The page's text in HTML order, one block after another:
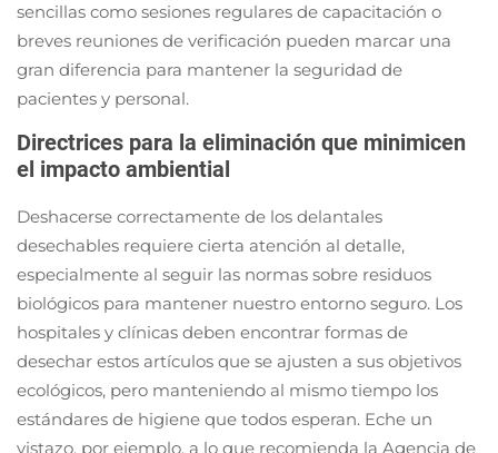
sencillas como sesiones regulares de capacitación o
breves reuniones de verificación pueden marcar una
gran diferencia para mantener la seguridad de
pacientes y personal.
Directrices para la eliminación que minimicen
el impacto ambiential
Deshacerse correctamente de los delantales
desechables requiere cierta atención al detalle,
especialmente al seguir las normas sobre residuos
biológicos para mantener nuestro entorno seguro. Los
hospitales y clínicas deben encontrar formas de
desechar estos artículos que se ajusten a sus objetivos
ecológicos, pero manteniendo al mismo tiempo los
estándares de higiene que todos esperan. Eche un
vistazo, por ejemplo, a lo que recomienda la Agencia de